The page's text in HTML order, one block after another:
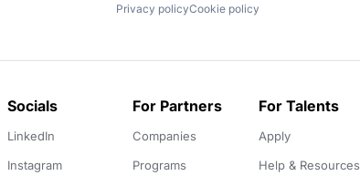
Privacy policyCookie policy
Socials
LinkedIn
Instagram
For Partners
Companies
Programs
For Talents
Apply
Help & Resources